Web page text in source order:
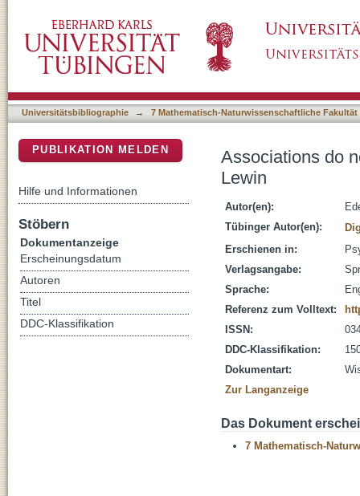
Universitätsbibliographie → 7 Mathematisch-Naturwissenschaftliche Fakultät
Associations do
Lewin
Autor(en):
Tübinger Autor(en):
Erschienen in:
Verlagsangabe:
Sprache:
Referenz zum Volltext:
ISSN:
DDC-Klassifikation:
Dokumentart:
Zur Langanzeige
Das Dokument
7 Mathematisch-
PUBLIKATION MELDEN
Hilfe und Informationen
Stöbern
Dokumentanzeige
Erscheinungsdatum
Autoren
Titel
DDC-Klassifikation